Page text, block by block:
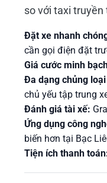
so với taxi truyền
Đặt xe nhanh
cần gọi điện đặt
Giá cước minh
Đa dạng chủng
chủ yếu tập trung
Đánh giá tài xế:
Ứng dụng công
biến hơn tại Bạc
Tiện ích thanh